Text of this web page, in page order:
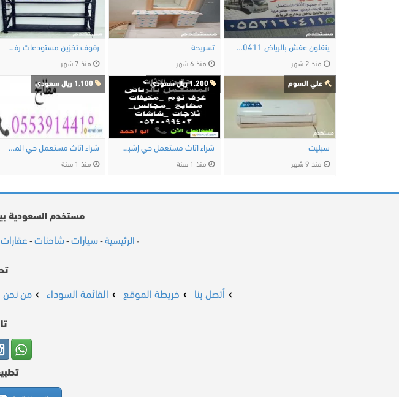
ينقلون عفش بالرياض 0552160411
منذ 2 شهر
تسريحة
منذ 6 شهر
رفوف تخزين مستودعات رفوف سوبر ماركت رفوف …
منذ 7 شهر
علي السوم
سبليت
منذ 9 شهر
1,200 ريال سعودي
شراء اثاث مستعمل حي إشبيلية 0530099403
منذ 1 سنة
شراء اثاث مستعمل حي المصيف 0553914418
منذ 1 سنة
مستخدم السعودية
- الرئيسية -سيارات -شاحنات - عقارات
أتصل بنا خريطة الموقع القائمة السوداء من نحن